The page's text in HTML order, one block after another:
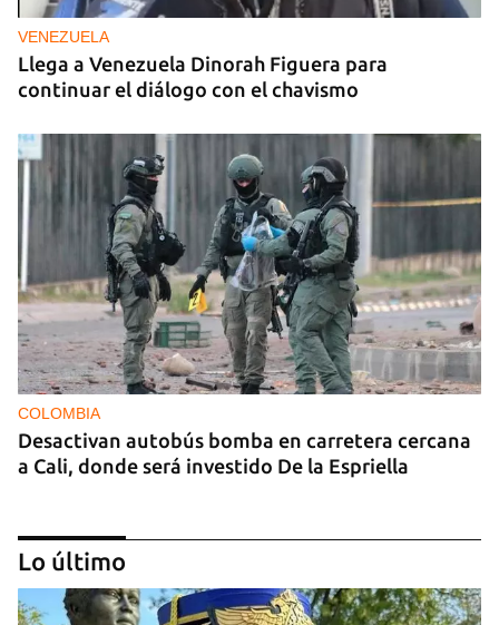
VENEZUELA
Llega a Venezuela Dinorah Figuera para
continuar el diálogo con el chavismo
COLOMBIA
Desactivan autobús bomba en carretera cercana
a Cali, donde será investido De la Espriella
Lo último